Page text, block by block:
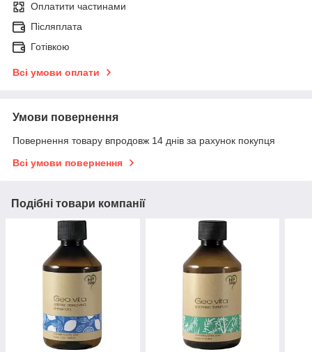
Оплатити частинами
Післяплата
Готівкою
Всі умови оплати
Умови повернення
Повернення товару впродовж 14 днів за рахунок покупця
Всі умови повернення
Подібні товари компанії